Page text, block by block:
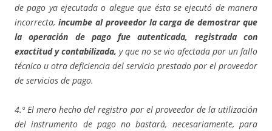
de pago ya ejecutada o alegue que ésta se ejecutó de manera
incorrecta, incumbe al proveedor la carga de demostrar que
la operación de pago fue autenticada, registrada con
exactitud y contabilizada, y que no se vio afectada por un fallo
técnico u otra deficiencia del servicio prestado por el proveedor
de servicios de pago.
4.º El mero hecho del registro por el proveedor de la utilización
del instrumento de pago no bastará, necesariamente, para